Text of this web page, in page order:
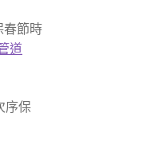
春節時
道
序保